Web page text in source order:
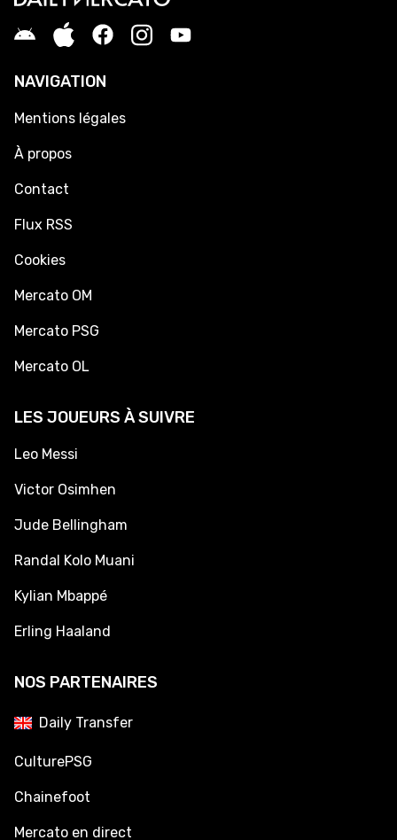
NAVIGATION
Mentions légales
À propos
Contact
Flux RSS
Cookies
Mercato OM
Mercato PSG
Mercato OL
LES JOUEURS À SUIVRE
Leo Messi
Victor Osimhen
Jude Bellingham
Randal Kolo Muani
Kylian Mbappé
Erling Haaland
NOS PARTENAIRES
Daily Transfer
CulturePSG
Chainefoot
Mercato en direct